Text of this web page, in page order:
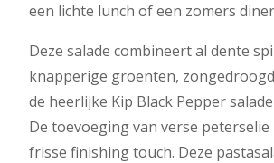
een lichte lunch of een zomers
Deze salade combineert al dente
knapperige groenten,
de heerlijke Kip Black Pepper
De toevoeging van verse
frisse finishing touch. Deze